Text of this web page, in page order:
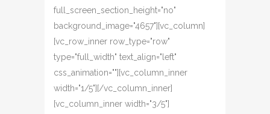
full_screen_section_height="no"
background_image="4657"][vc_column]
[vc_row_inner row_type="row"
type="full_width" text_align="left"
css_animation=""][vc_column_inner
width="1/5"][/vc_column_inner]
[vc_column_inner width="3/5"]